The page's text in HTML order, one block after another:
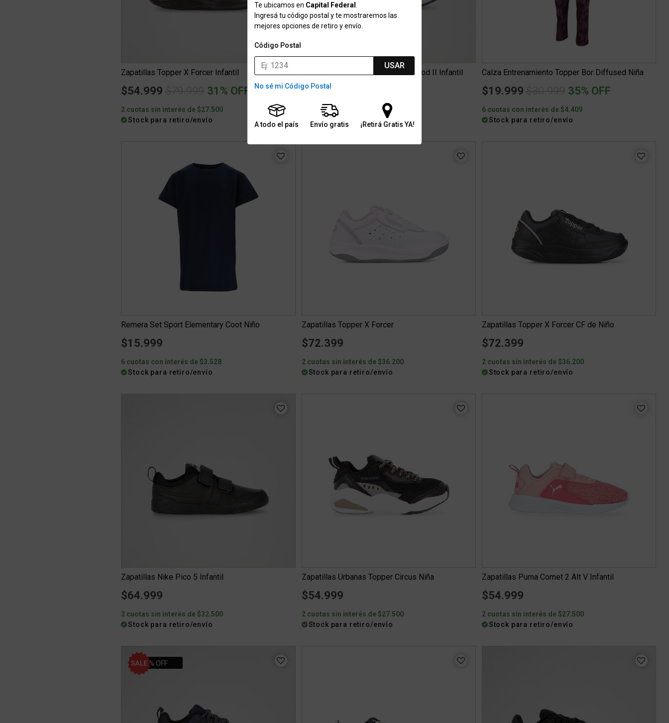
Te ubicamos en Capital Federal
Ingresá tu código postal y te mostraremos las
mejores opciones de retiro y envío.
Código Postal
USAR
No sé mi Código Postal
A todo el país Envío gratis ¡Retirá Gratis YA!
Zapatillas Topper X Forcer Infantil
$54.999 Price reduced from
to
31% OFF
2 cuotas sin interés de $27.500
Stock para retiro/envío
Zapatillas Entrenamiento Topper Rod II Infantil
$52.999
2 cuotas sin interés de $26.500
Stock para retiro/envío
Calza Entrenamiento Topper Bor Diffused Niña
$19.999 Price reduced from
to
35% OFF
6 cuotas con interés de $4.409
Stock para retiro/envío
Remera Set Sport Elementary Coot Niño
$15.999
6 cuotas con interés de $3.528
Stock para retiro/envío
Zapatillas Topper X Forcer
$72.399
2 cuotas sin interés de $36.200
Stock para retiro/envío
Zapatillas Topper X Forcer CF de Niño
$72.399
2 cuotas sin interés de $36.200
Stock para retiro/envío
Zapatillas Nike Pico 5 Infantil
$64.999
2 cuotas sin interés de $32.500
Stock para retiro/envío
Zapatillas Urbanas Topper Circus Niña
$54.999
2 cuotas sin interés de $27.500
Stock para retiro/envío
Zapatillas Puma Comet 2 Alt V Infantil
$54.999
2 cuotas sin interés de $27.500
Stock para retiro/envío
30% OFF